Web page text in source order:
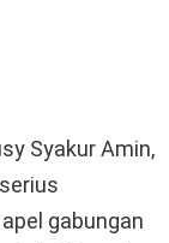
Syakur Amin,
gabungan